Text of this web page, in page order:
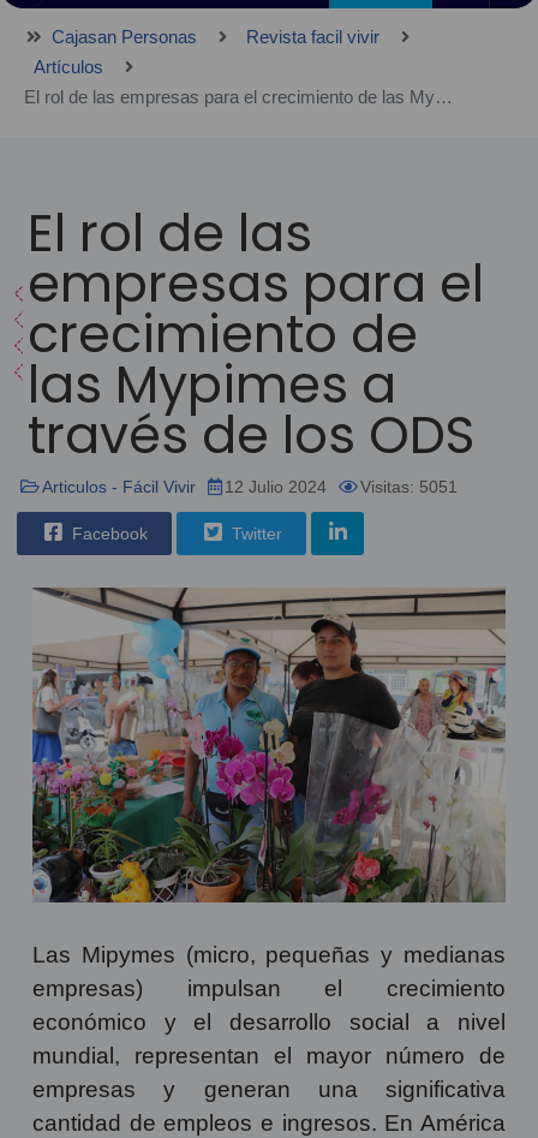
Cajasan Personas
Revista facil vivir
Artículos
El rol de las empresas para el crecimiento de las Mypimes a través de los ODS
El rol de las
empresas para el
crecimiento de
las Mypimes a
través de los ODS
Articulos - Fácil Vivir 12 Julio 2024 Visitas: 5051
Facebook Twitter
Las Mipymes (micro, pequeñas y medianas
empresas) impulsan el crecimiento
económico y el desarrollo social a nivel
mundial, representan el mayor número de
empresas y generan una significativa
cantidad de empleos e ingresos. En América